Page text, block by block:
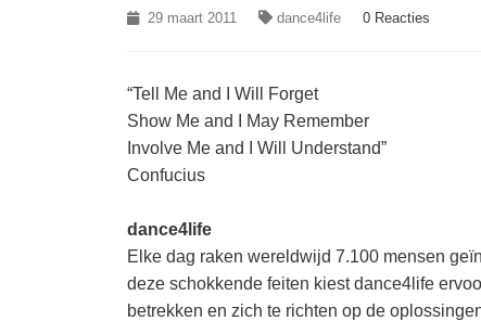
29 maart 2011 dance4life 0 Reacties
“Tell Me and I Will Forget
Show Me and I May Remember
Involve Me and I Will Understand”
Confucius
dance4life
Elke dag raken wereldwijd 7.100 mensen
deze schokkende feiten kiest dance4life
betrekken en zich te richten op de